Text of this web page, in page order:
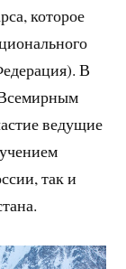
которое
В
ведущие
так и